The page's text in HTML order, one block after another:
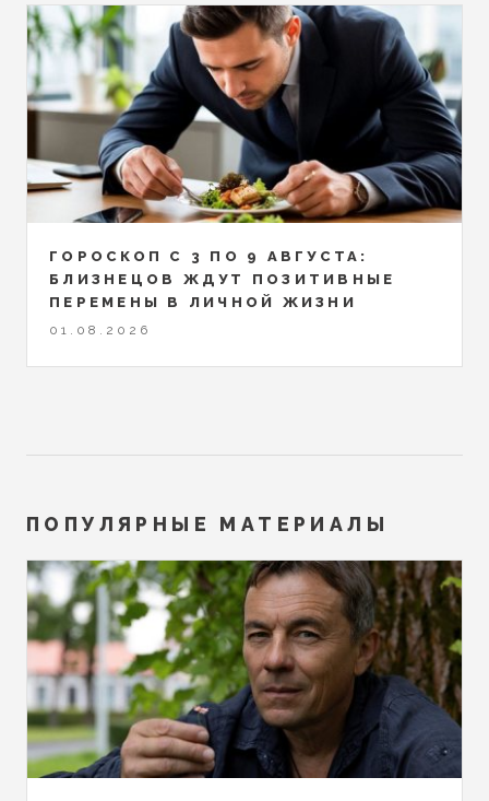
ГОРОСКОП С 3 ПО 9 АВГУСТА:
БЛИЗНЕЦОВ ЖДУТ ПОЗИТИВНЫЕ
ПЕРЕМЕНЫ В ЛИЧНОЙ ЖИЗНИ
01.08.2026
ПОПУЛЯРНЫЕ МАТЕРИАЛЫ